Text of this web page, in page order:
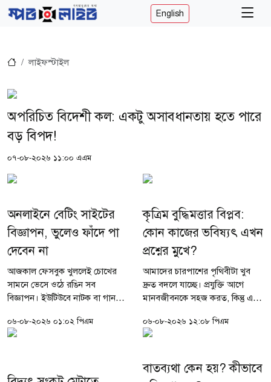
English
লাইফস্টাইল
অপরিচিত বিদেশী কল: একটু অসাবধানতায় হতে পারে
বড় বিপদ!
০৭-০৮-২০২৬ ১১:০০ এএম
অনলাইনে বেটিং সাইটের
বিজ্ঞাপন, ভুলেও ফাঁদে পা
দেবেন না
আজকাল ফেসবুক খুললেই চোখের
সামনে ভেসে ওঠে রঙিন সব
বিজ্ঞাপন। ইউটিউবে নাটক বা গান
জনপ্রিয় কোনো খেলা দেখার সময়
তো কথাই নেই। চারপাশের ডিজিটাল
০৬-০৮-২০২৬ ০১:০২ পিএম
কৃত্রিম বুদ্ধিমত্তার বিপ্লব:
কোন কাজের ভবিষ্যৎ এখন
প্রশ্নের মুখে?
আমাদের চারপাশের পৃথিবীটা খুব
দ্রুত বদলে যাচ্ছে। প্রযুক্তি আগে
মানবজীবনকে সহজ করত, কিন্তু এখন
প্রস্তুতি নিচ্ছে। এই বিপ্লবের নেপথ্যে
রয়েছে কৃত্রিম...
০৬-০৮-২০২৬ ১২:০৮ পিএম
বাতব্যথা কেন হয়? কীভাবে